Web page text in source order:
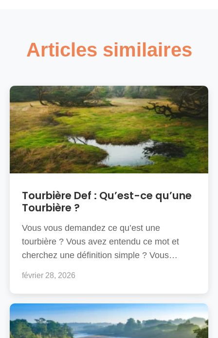
Articles similaires
Tourbière Def : Qu’est-ce qu’une
Tourbière ?
Vous vous demandez ce qu’est une
tourbière ? Vous avez entendu ce mot et
cherchez une définition simple ? Vous…
février 28, 2026